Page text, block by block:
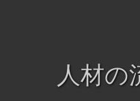
人材の